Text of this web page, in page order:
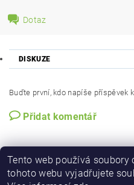
Dotaz
DISKUZE
Buďte první, kdo napíše příspěvek
Přidat komentář
Tento web používá soubory
tohoto webu vyjadřujete